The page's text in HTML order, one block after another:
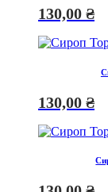
130,00 ₴
130,00 ₴